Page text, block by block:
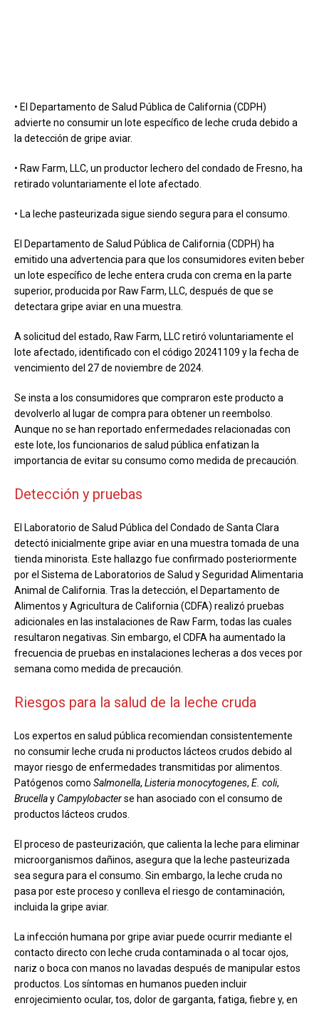
• El Departamento de Salud Pública de California (CDPH)
advierte no consumir un lote específico de leche cruda debido a
la detección de gripe aviar.
• Raw Farm, LLC, un productor lechero del condado de Fresno, ha
retirado voluntariamente el lote afectado.
• La leche pasteurizada sigue siendo segura para el consumo.
El Departamento de Salud Pública de California (CDPH) ha
emitido una advertencia para que los consumidores eviten beber
un lote específico de leche entera cruda con crema en la parte
superior, producida por Raw Farm, LLC, después de que se
detectara gripe aviar en una muestra.
A solicitud del estado, Raw Farm, LLC retiró voluntariamente el
lote afectado, identificado con el código 20241109 y la fecha de
vencimiento del 27 de noviembre de 2024.
Se insta a los consumidores que compraron este producto a
devolverlo al lugar de compra para obtener un reembolso.
Aunque no se han reportado enfermedades relacionadas con
este lote, los funcionarios de salud pública enfatizan la
importancia de evitar su consumo como medida de precaución.
Detección y pruebas
El Laboratorio de Salud Pública del Condado de Santa Clara
detectó inicialmente gripe aviar en una muestra tomada de una
tienda minorista. Este hallazgo fue confirmado posteriormente
por el Sistema de Laboratorios de Salud y Seguridad Alimentaria
Animal de California. Tras la detección, el Departamento de
Alimentos y Agricultura de California (CDFA) realizó pruebas
adicionales en las instalaciones de Raw Farm, todas las cuales
resultaron negativas. Sin embargo, el CDFA ha aumentado la
frecuencia de pruebas en instalaciones lecheras a dos veces por
semana como medida de precaución.
Riesgos para la salud de la leche cruda
Los expertos en salud pública recomiendan consistentemente
no consumir leche cruda ni productos lácteos crudos debido al
mayor riesgo de enfermedades transmitidas por alimentos.
Patógenos como Salmonella, Listeria monocytogenes, E. coli,
BrucellayCampylobacterse han asociado con el consumo de
productos lácteos crudos.
El proceso de pasteurización, que calienta la leche para eliminar
microorganismos dañinos, asegura que la leche pasteurizada
sea segura para el consumo. Sin embargo, la leche cruda no
pasa por este proceso y conlleva el riesgo de contaminación,
incluida la gripe aviar.
La infección humana por gripe aviar puede ocurrir mediante el
contacto directo con leche cruda contaminada o al tocar ojos,
nariz o boca con manos no lavadas después de manipular estos
productos. Los síntomas en humanos pueden incluir
enrojecimiento ocular, tos, dolor de garganta, fatiga, fiebre y, en